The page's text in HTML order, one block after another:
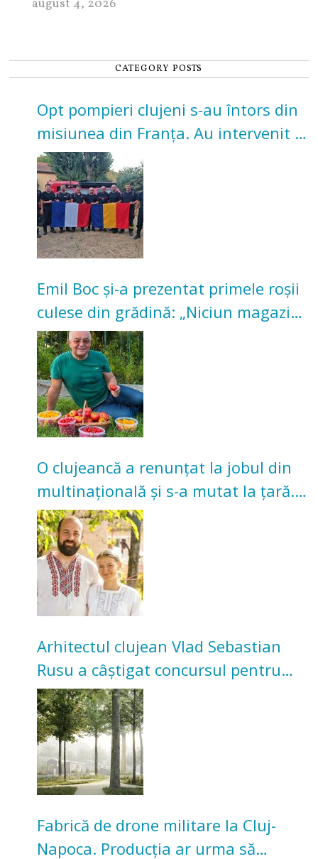
august 4, 2026
CATEGORY POSTS
Opt pompieri clujeni s-au întors din
misiunea din Franța. Au intervenit la
incendii de vegetație și pădure
Emil Boc și-a prezentat primele roșii
culese din grădină: „Niciun magazin
nu poate oferi această satisfacție”
O clujeancă a renunțat la jobul din
multinațională și s-a mutat la țară.
Acum cultivă legume în grădina
bunicilor
Arhitectul clujean Vlad Sebastian
Rusu a câștigat concursul pentru
transformarea Grădinii Casei
Universitarilor
Fabrică de drone militare la Cluj-
Napoca. Producția ar urma să